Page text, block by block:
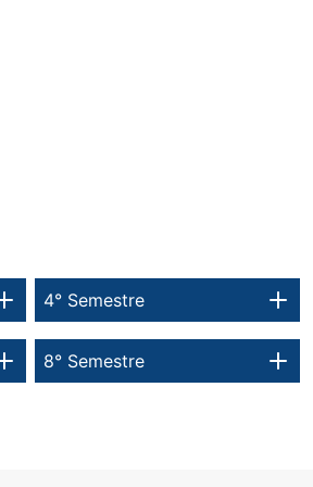
8° Semestre
4° Semestre